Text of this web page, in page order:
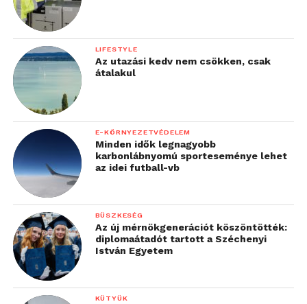
LIFESTYLE
Az utazási kedv nem csökken, csak
átalakul
E-KÖRNYEZETVÉDELEM
Minden idők legnagyobb
karbonlábnyomú sporteseménye lehet
az idei futball-vb
BÜSZKESÉG
Az új mérnökgenerációt köszöntötték:
diplomaátadót tartott a Széchenyi
István Egyetem
KÜTYÜK